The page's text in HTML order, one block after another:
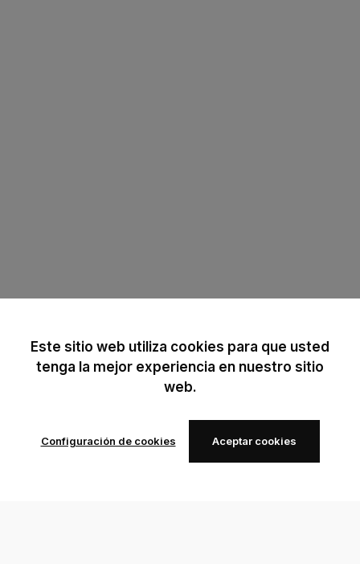
Este sitio web utiliza cookies para que usted
tenga la mejor experiencia en nuestro sitio
web.
Configuración de cookies Aceptar cookies